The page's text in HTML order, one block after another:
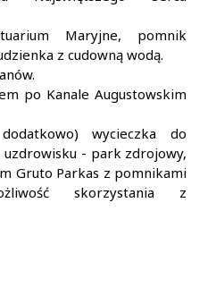
Maryjne, pomnik
z cudowną wodą.
po Kanale Augustowskim
wycieczka do
- park zdrojowy,
Gruto Parkas z pomnikami
skorzystania z